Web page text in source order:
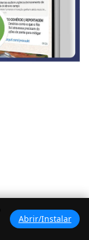
Abrir/Instalar